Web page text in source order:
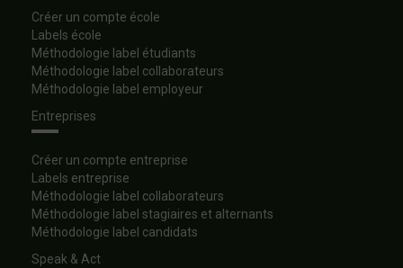
Créer un compte école
Labels école
Méthodologie label étudiants
Méthodologie label collaborateurs
Méthodologie label employeur
Entreprises
Créer un compte entreprise
Labels entreprise
Méthodologie label collaborateurs
Méthodologie label stagiaires et alternants
Méthodologie label candidats
Speak & Act